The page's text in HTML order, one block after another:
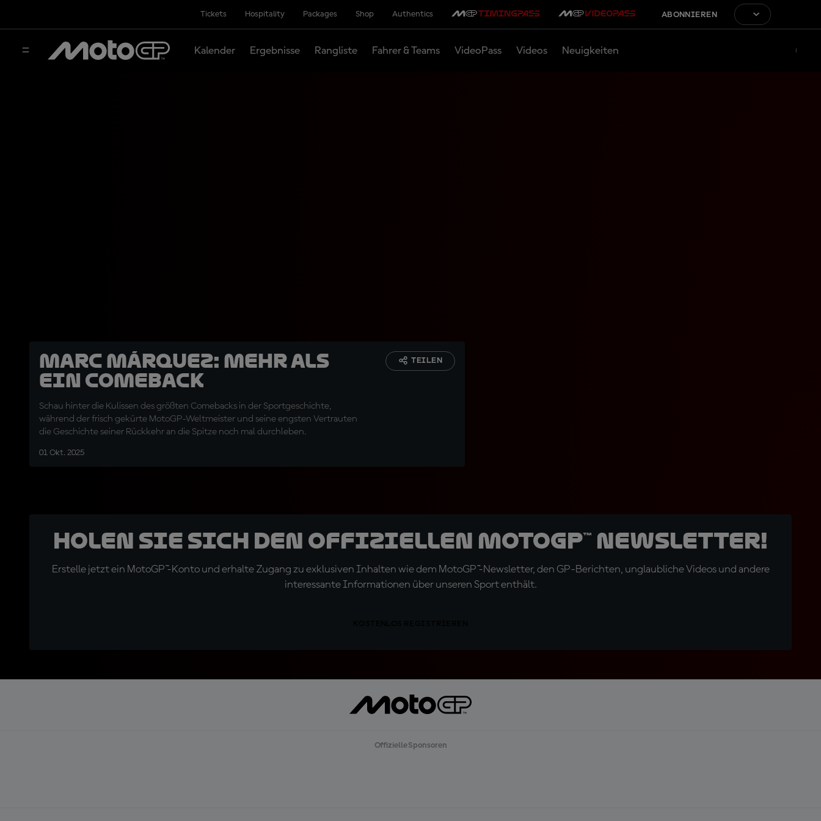
Tickets Hospitality Packages Shop Authentics ABONNIEREN
Kalender Ergebnisse Rangliste Fahrer & Teams VideoPass Videos Neuigkeiten
Marc Márquez: Mehr als
ein Comeback
Schau hinter die Kulissen des größten Comebacks in der Sportgeschichte,
während der frisch gekürte MotoGP-Weltmeister und seine engsten Vertrauten
die Geschichte seiner Rückkehr an die Spitze noch mal durchleben.
01 Okt. 2025
TEILEN
Holen Sie sich den offiziellen MotoGP™ Newsletter!
Erstelle jetzt ein MotoGP™-Konto und erhalte Zugang zu exklusiven Inhalten wie dem MotoGP™-Newsletter, den GP-Berichten, unglaubliche Videos und andere
interessante Informationen über unseren Sport enthält.
Offizielle Sponsoren